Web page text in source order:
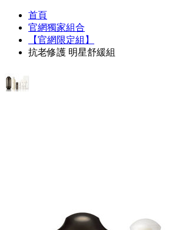
首頁
官網獨家組合
【官網限定組】
抗老修護 明星舒緩組